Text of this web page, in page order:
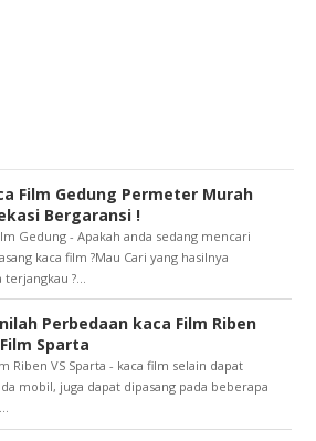
Film Gedung Permeter Murah
Bergaransi !
Gedung - Apakah anda sedang mencari
kaca film ?Mau Cari yang hasilnya
?...
Perbedaan kaca Film Riben
Sparta
Riben VS Sparta - kaca film selain dapat
mobil, juga dapat dipasang pada beberapa